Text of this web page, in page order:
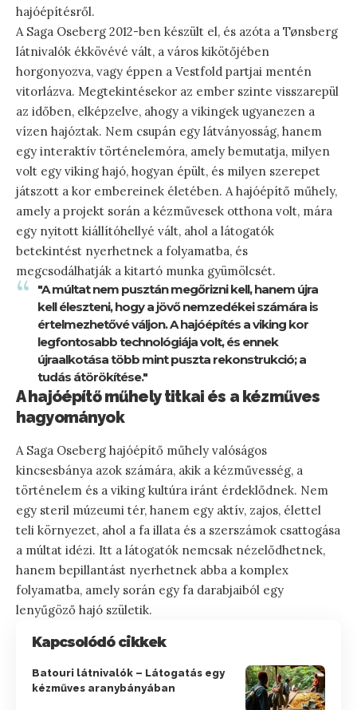
hajóépítésről.
A Saga Oseberg 2012-ben készült el, és azóta a Tønsberg
látnivalók ékkövévé vált, a város kikötőjében
horgonyozva, vagy éppen a Vestfold partjai mentén
vitorlázva. Megtekintésekor az ember szinte visszarepül
az időben, elképzelve, ahogy a vikingek ugyanezen a
vízen hajóztak. Nem csupán egy látványosság, hanem
egy interaktív történelemóra, amely bemutatja, milyen
volt egy viking hajó, hogyan épült, és milyen szerepet
játszott a kor embereinek életében. A hajóépítő műhely,
amely a projekt során a kézművesek otthona volt, mára
egy nyitott kiállítóhellyé vált, ahol a látogatók
betekintést nyerhetnek a folyamatba, és
megcsodálhatják a kitartó munka gyümölcsét.
"A múltat nem pusztán megőrizni kell, hanem újra
kell éleszteni, hogy a jövő nemzedékei számára is
értelmezhetővé váljon. A hajóépítés a viking kor
legfontosabb technológiája volt, és ennek
újraalkotása több mint puszta rekonstrukció; a
tudás átörökítése."
A hajóépítő műhely titkai és a kézműves
hagyományok
A Saga Oseberg hajóépítő műhely valóságos
kincsesbánya azok számára, akik a kézművesség, a
történelem és a viking kultúra iránt érdeklődnek. Nem
egy steril múzeumi tér, hanem egy aktív, zajos, élettel
teli környezet, ahol a fa illata és a szerszámok csattogása
a múltat idézi. Itt a látogatók nemcsak nézelődhetnek,
hanem bepillantást nyerhetnek abba a komplex
folyamatba, amely során egy fa darabjaiból egy
lenyűgöző hajó születik.
Kapcsolódó cikkek
Batouri látnivalók – Látogatás egy
kézműves aranybányában